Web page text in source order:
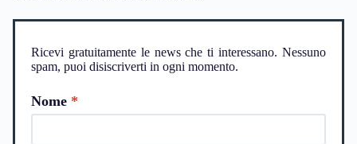
Ricevi gratuitamente le news che ti interessano. Nessuno
spam, puoi disiscriverti in ogni momento.
Nome